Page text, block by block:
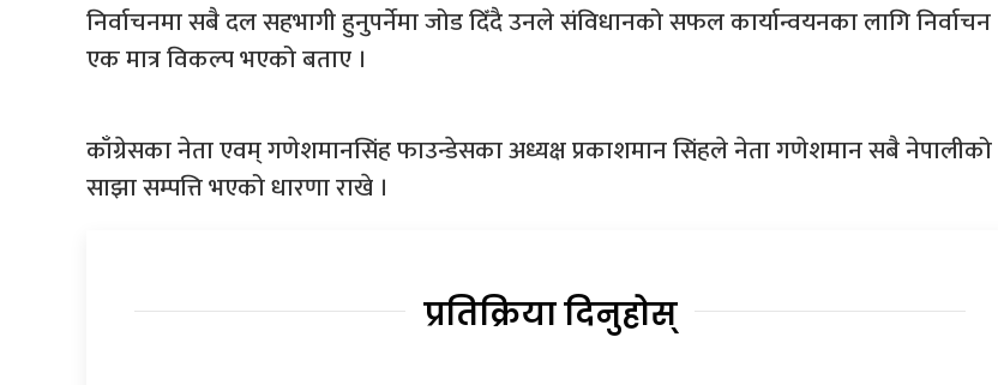
निर्वाचनमा सबै दल सहभागी हुनुपर्नेमा जोड दिँदै उनले संविधानको सफल कार्यान्वयनका लागि निर्वाचन
एक मात्र विकल्प भएको बताए ।
काँग्रेसका नेता एवम् गणेशमानसिंह फाउन्डेसका अध्यक्ष प्रकाशमान सिंहले नेता गणेशमान सबै नेपालीको
साझा सम्पत्ति भएको धारणा राखे ।
प्रतिक्रिया दिनुहोस्